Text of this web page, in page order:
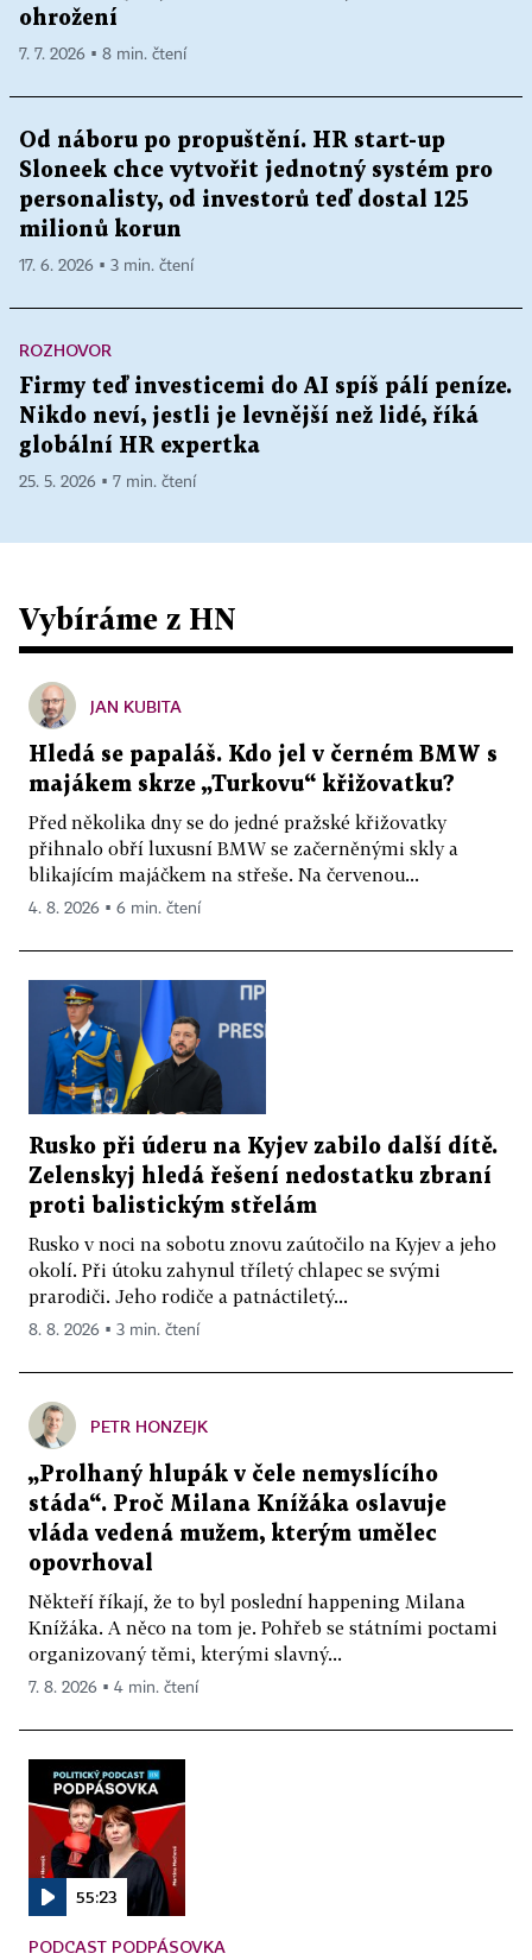
ohrožení
7. 7. 2026 ▪ 8 min. čtení
Od náboru po propuštění. HR start-up
Sloneek chce vytvořit jednotný systém pro
personalisty, od investorů teď dostal 125
milionů korun
17. 6. 2026 ▪ 3 min. čtení
ROZHOVOR
Firmy teď investicemi do AI spíš pálí peníze.
Nikdo neví, jestli je levnější než lidé, říká
globální HR expertka
25. 5. 2026 ▪ 7 min. čtení
Vybíráme z HN
JAN KUBITA
Hledá se papaláš. Kdo jel v černém BMW s
majákem skrze „Turkovu“ křižovatku?
Před několika dny se do jedné pražské křižovatky
přihnalo obří luxusní BMW se začerněnými skly a
blikajícím majáčkem na střeše. Na červenou...
4. 8. 2026 ▪ 6 min. čtení
Rusko při úderu na Kyjev zabilo další dítě.
Zelenskyj hledá řešení nedostatku zbraní
proti balistickým střelám
Rusko v noci na sobotu znovu zaútočilo na Kyjev a jeho
okolí. Při útoku zahynul tříletý chlapec se svými
prarodiči. Jeho rodiče a patnáctiletý...
8. 8. 2026 ▪ 3 min. čtení
PETR HONZEJK
„Prolhaný hlupák v čele nemyslícího
stáda“. Proč Milana Knížáka oslavuje
vláda vedená mužem, kterým umělec
opovrhoval
Někteří říkají, že to byl poslední happening Milana
Knížáka. A něco na tom je. Pohřeb se státními poctami
organizovaný těmi, kterými slavný...
7. 8. 2026 ▪ 4 min. čtení
55:23
PODCAST PODPÁSOVKA